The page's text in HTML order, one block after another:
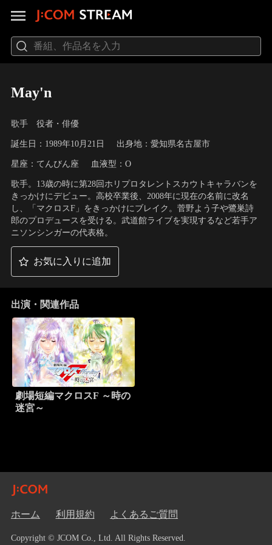
May'n
歌手 役者・俳優
誕生日：1989年10月21日 出身地：愛知県名古屋市
星座：てんびん座 血液型：O
歌手。13歳の時に第28回ホリプロタレントスカウトキャラバンを
きっかけにデビュー。高校卒業後、2008年に現在の名前に改名
し、「マクロスF」をきっかけにブレイク。菅野よう子や鷺巣詩
郎のプロデュースを受ける。武道館ライブを実現するなど若手ア
ニソンシンガーの代表格。
お気に入りに追加
出演・関連作品
劇場短編マクロスF ～時の
迷宮～
ホーム 利用規約 よくあるご質問
Copyright © JCOM Co., Ltd. All Rights Reserved.